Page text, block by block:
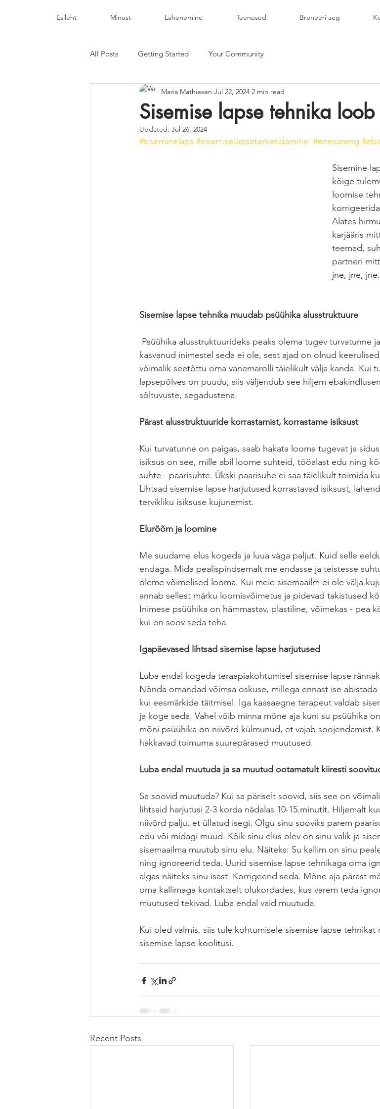
Esileht Minust Lähenemine Teenused Broneeri aeg
All Posts Getting Started Your Community
Sisemise lapse tehnika
Maria Mathiesen Jul 22, 2024 2 min read
Updated: Jul 26, 2024
#siseminelaps #sisemiselapsetervendamine #enesareng
Sisemine
kõige
loomise
Alates
karjääris
teemad,
partneri
jne, jne, jne.
Sisemise lapse tehnika muudab psüühika alusstruktuure
Psüühika alusstruktuurideks peaks olema tugev turvatunne
kasvanud inimestel seda ei ole, sest ajad on olnud
võimalik seetõttu oma vanemarolli täielikult välja kanda. Kui
lapsepõlves on puudu, siis väljendub see hiljem
sõltuvuste, segadustena.
Pärast alusstruktuuride korrastamist, korrastame isiksust
Kui turvatunne on paigas, saab hakata looma tugevat ja
isiksus on see, mille abil loome suhteid, tööalast edu ning
suhte - paarisuhte. Ükski paarisuhe ei saa täielikult toimida
Lihtsad sisemise lapse harjutused korrastavad isiksust,
tervikliku isiksuse kujunemist.
Elurõõm ja loomine
Me suudame elus kogeda ja luua väga paljut. Kuid selle
endaga. Mida pealispindsemalt me endasse ja teistesse
oleme võimelised looma. Kui meie sisemaailm ei ole välja
annab sellest märku loomisvõimetus ja pidevad takistused
Inimese psüühika on hämmastav, plastiline, võimekas - pea
kui on soov seda teha.
Igapäevased lihtsad sisemise lapse harjutused
Luba endal kogeda teraapiakohtumisel sisemise lapse
Nõnda omandad võimsa oskuse, millega ennast ise
kui eesmärkide täitmisel. Iga kaasaegne terapeut valdab
ja koge seda. Vahel võib minna mõne aja kuni su psüühika
mõni psüühika on niivõrd külmunud, et vajab soojendamist.
hakkavad toimuma suurepärased muutused.
Luba endal muutuda ja sa muutud ootamatult kiiresti
Sa soovid muutuda? Kui sa päriselt soovid, siis see on
lihtsaid harjutusi 2-3 korda nädalas 10-15.minutit. Hiljemalt
niivõrd palju, et üllatud isegi. Olgu sinu sooviks parem
edu või midagi muud. Kõik sinu elus olev on sinu valik ja
sisemaailma muutub sinu elu. Näiteks: Su kallim on sinu
ning ignoreerid teda. Uurid sisemise lapse tehnikaga oma
algas näiteks sinu isast. Korrigeerid seda. Mõne aja pärast
oma kallimaga kontaktselt olukordades, kus varem teda
muutused tekivad. Luba endal vaid muutuda.
Kui oled valmis, siis tule kohtumisele sisemise lapse
sisemise lapse koolitusi.
Recent Posts